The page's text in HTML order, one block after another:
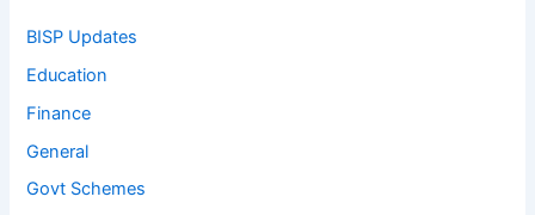
BISP Updates
Education
Finance
General
Govt Schemes